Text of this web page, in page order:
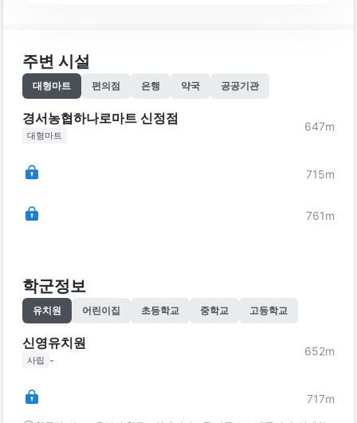
주변 시설
대형마트 편의점 은행 약국 공공기관
경서농협하나로마트 신정점
대형마트
647m
715m
761m
학군정보
유치원 어린이집 초등학교 중학교 고등학교
신영유치원
사립 -
652m
717m